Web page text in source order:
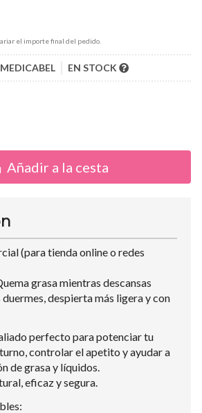
el importe final del pedido.
MEDICABEL EN STOCK
Añadir a la cesta
(para tienda online o redes
grasa mientras descansas
despierta más ligera y con
perfecto para potenciar tu
controlar el apetito y ayudar a
de grasa y líquidos.
eficaz y segura.